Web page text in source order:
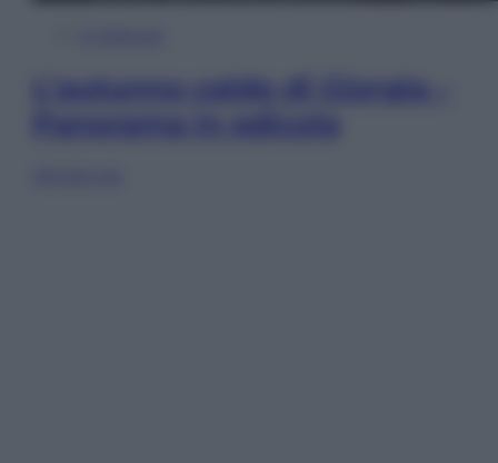
L’autunno caldo di Giorgia –